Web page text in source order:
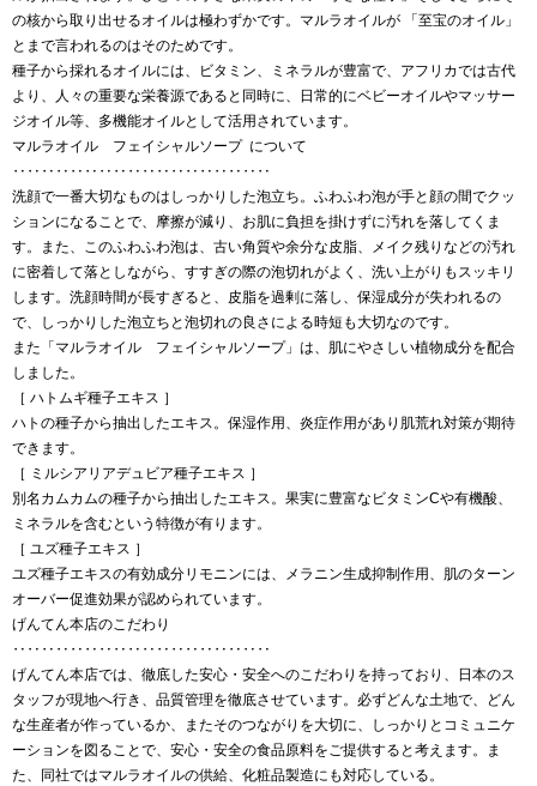
の核から取り出せるオイルは極わずかです。マルラオイルが 「至宝のオイル」
とまで言われるのはそのためです。
種子から採れるオイルには、ビタミン、ミネラルが豊富で、アフリカでは古代
より、人々の重要な栄養源であると同時に、日常的にベビーオイルやマッサー
ジオイル等、多機能オイルとして活用されています。
マルラオイル フェイシャルソープ について
‥‥‥‥‥‥‥‥‥‥‥‥‥‥‥‥‥‥
洗顔で一番大切なものはしっかりした泡立ち。ふわふわ泡が手と顔の間でクッ
ションになることで、摩擦が減り、お肌に負担を掛けずに汚れを落してくま
す。また、このふわふわ泡は、古い角質や余分な皮脂、メイク残りなどの汚れ
に密着して落としながら、すすぎの際の泡切れがよく、洗い上がりもスッキリ
します。洗顔時間が長すぎると、皮脂を過剰に落し、保湿成分が失われるの
で、しっかりした泡立ちと泡切れの良さによる時短も大切なのです。
また「マルラオイル フェイシャルソープ」は、肌にやさしい植物成分を配合
しました。
［ ハトムギ種子エキス ］
ハトの種子から抽出したエキス。保湿作用、炎症作用があり肌荒れ対策が期待
できます。
［ ミルシアリアデュビア種子エキス ］
別名カムカムの種子から抽出したエキス。果実に豊富なビタミンCや有機酸、
ミネラルを含むという特徴が有ります。
［ ユズ種子エキス ］
ユズ種子エキスの有効成分リモニンには、メラニン生成抑制作用、肌のターン
オーバー促進効果が認められています。
げんてん本店のこだわり
‥‥‥‥‥‥‥‥‥‥‥‥‥‥‥‥‥‥
げんてん本店では、徹底した安心・安全へのこだわりを持っており、日本のス
タッフが現地へ行き、品質管理を徹底させています。必ずどんな土地で、どん
な生産者が作っているか、またそのつながりを大切に、しっかりとコミュニケ
ーションを図ることで、安心・安全の食品原料をご提供すると考えます。ま
た、同社ではマルラオイルの供給、化粧品製造にも対応している。